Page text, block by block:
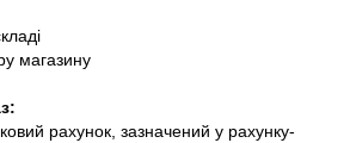
магазину
рахунок, зазначений у рахунку-